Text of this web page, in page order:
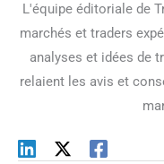
L'équipe éditoriale de
marchés et traders
analyses et idées de
relaient les avis et